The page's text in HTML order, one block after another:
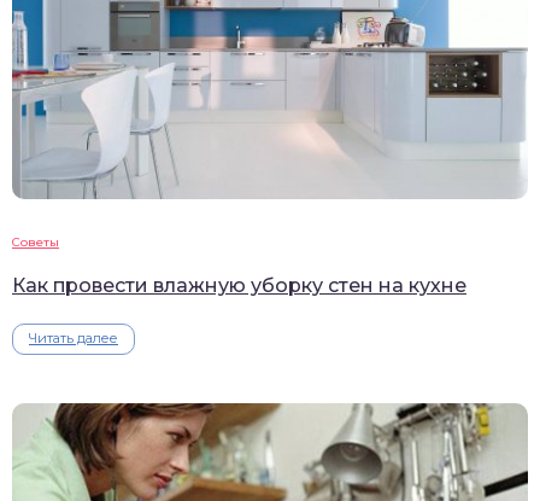
Советы
Как провести влажную уборку стен на кухне
Читать далее